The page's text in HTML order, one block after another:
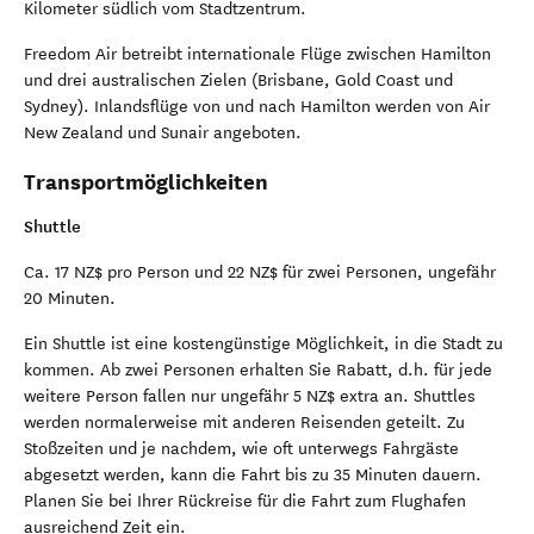
Kilometer südlich vom Stadtzentrum.
Freedom Air betreibt internationale Flüge zwischen Hamilton
und drei australischen Zielen (Brisbane, Gold Coast und
Sydney). Inlandsflüge von und nach Hamilton werden von Air
New Zealand und Sunair angeboten.
Transportmöglichkeiten
Shuttle
Ca. 17 NZ$ pro Person und 22 NZ$ für zwei Personen, ungefähr
20 Minuten.
Ein Shuttle ist eine kostengünstige Möglichkeit, in die Stadt zu
kommen. Ab zwei Personen erhalten Sie Rabatt, d.h. für jede
weitere Person fallen nur ungefähr 5 NZ$ extra an. Shuttles
werden normalerweise mit anderen Reisenden geteilt. Zu
Stoßzeiten und je nachdem, wie oft unterwegs Fahrgäste
abgesetzt werden, kann die Fahrt bis zu 35 Minuten dauern.
Planen Sie bei Ihrer Rückreise für die Fahrt zum Flughafen
ausreichend Zeit ein.